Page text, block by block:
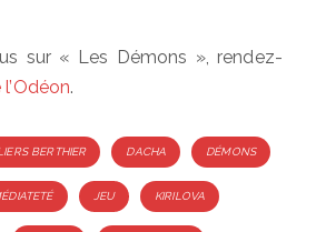
sur « Les Démons », rendez-
.
BERTHIER DACHA DÉMONS
JEU KIRILOVA